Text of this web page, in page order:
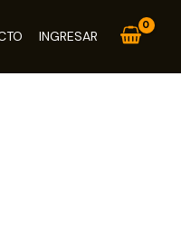
INGRESAR